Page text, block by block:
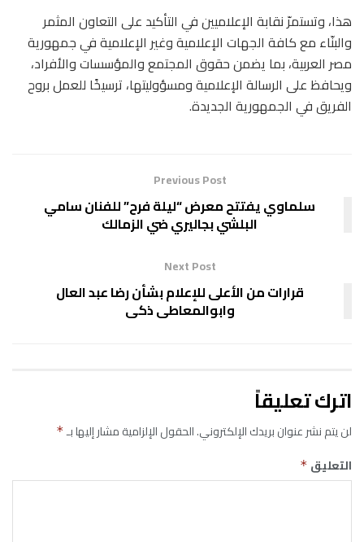
هذا، وتستمرّ نقابة الإعلاميين في التأكيد على التعاون المثمر
والبنّاء مع كافة الجهات الإعلامية وغير الإعلامية في جمهورية
مصر العربية، بما يضمن حقوق المجتمع والمؤسسات والأفراد،
ويحافظ على الرسالة الإعلامية ومسؤوليتها، ترسيخًا للعمل بروح
الفريق في الجمهورية الجديدة.
Previous Post
سلماوي يفتتح معرض “ليلة فرح” للفنان سامي
البلشي بجاليري ضي الزمالك
Next Post
قرارات من الأعلى للإعلام بشأن رضا عبد العال
وابوالمعاطى ذكى
اترك تعليقاً
لن يتم نشر عنوان بريدك الإلكتروني.الحقول الإلزامية مشار إليها بـ*
التعليق *